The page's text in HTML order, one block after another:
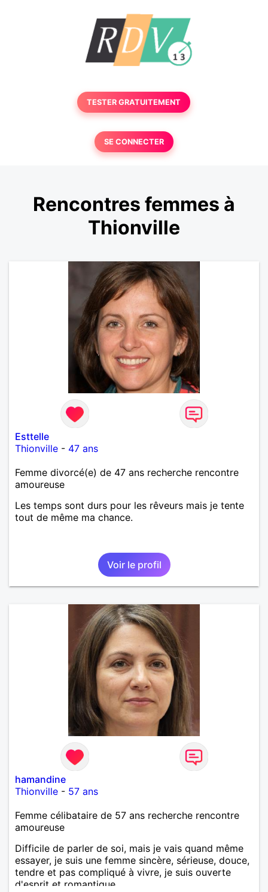
TESTER GRATUITEMENT
SE CONNECTER
Rencontres femmes à
Thionville
Esttelle
Thionville - 47 ans
Femme divorcé(e) de 47 ans recherche rencontre
amoureuse
Les temps sont durs pour les rêveurs mais je tente
tout de même ma chance.
Voir le profil
hamandine
Thionville - 57 ans
Femme célibataire de 57 ans recherche rencontre
amoureuse
Difficile de parler de soi, mais je vais quand même
essayer, je suis une femme sincère, sérieuse, douce,
tendre et pas compliqué à vivre, je suis ouverte
d'esprit et romantique.